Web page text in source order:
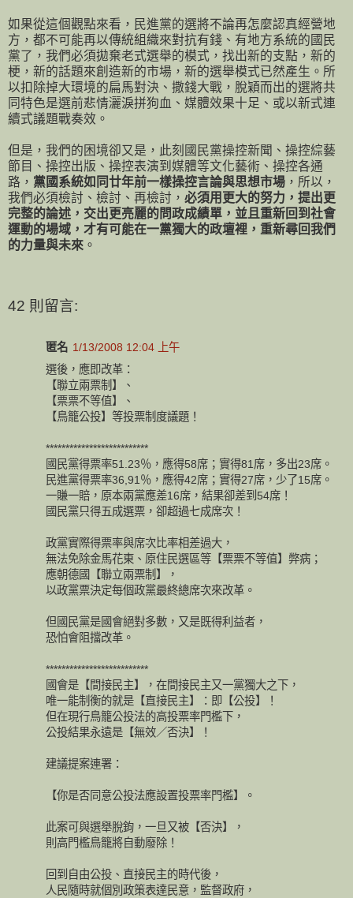
如果從這個觀點來看，民進黨的選將不論再怎麼認真經營地
方，都不可能再以傳統組織來對抗有錢、有地方系統的國民
黨了，我們必須拋棄老式選舉的模式，找出新的支點，新的
梗，新的話題來創造新的市場，新的選舉模式已然產生。所
以扣除掉大環境的扁馬對決、撒錢大戰，脫穎而出的選將共
同特色是選前悲情灑淚拼狗血、媒體效果十足、或以新式連
續式議題戰奏效。
但是，我們的困境卻又是，此刻國民黨操控新聞、操控綜藝
節目、操控出版、操控表演到媒體等文化藝術、操控各通
路， 黨國系統如同廿年前一樣操控言論與思想市場 ，所以，
我們必須檢討、檢討、再檢討， 必須用更大的努力，提出更
完整的論述，交出更亮麗的問政成績單，並且重新回到社會
運動的場域，才有可能在一黨獨大的政壇裡，重新尋回我們
的力量與未來 。
42 則留言:
匿名 1/13/2008 12:04 上午
選後，應即改革：
【聯立兩票制】、
【票票不等值】、
【鳥籠公投】等投票制度議題！
**************************
國民黨得票率51.23％，應得58席；實得81席，多出23席。
民進黨得票率36,91％，應得42席；實得27席，少了15席。
一賺一賠，原本兩黨應差16席，結果卻差到54席！
國民黨只得五成選票，卻超過七成席次！
政黨實際得票率與席次比率相差過大，
無法免除金馬花東、原住民選區等【票票不等值】弊病；
應朝德國【聯立兩票制】，
以政黨票決定每個政黨最終總席次來改革。
但國民黨是國會絕對多數，又是既得利益者，
恐怕會阻擋改革。
**************************
國會是【間接民主】，在間接民主又一黨獨大之下，
唯一能制衡的就是【直接民主】：即【公投】！
但在現行鳥籠公投法的高投票率門檻下，
公投結果永遠是【無效／否決】！
建議提案連署：
【你是否同意公投法應設置投票率門檻】。
此案可與選舉脫鉤，一旦又被【否決】，
則高門檻鳥籠將自動廢除！
回到自由公投、直接民主的時代後，
人民隨時就個別政策表達民意，監督政府，